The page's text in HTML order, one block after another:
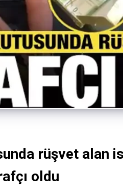
rüşvet alan
oldu